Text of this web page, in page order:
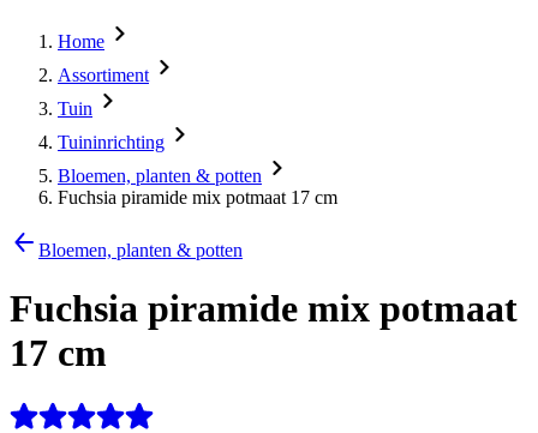
Home
Assortiment
Tuin
Tuininrichting
Bloemen, planten & potten
Fuchsia piramide mix potmaat 17 cm
Bloemen, planten & potten
Fuchsia piramide mix potmaat
17 cm